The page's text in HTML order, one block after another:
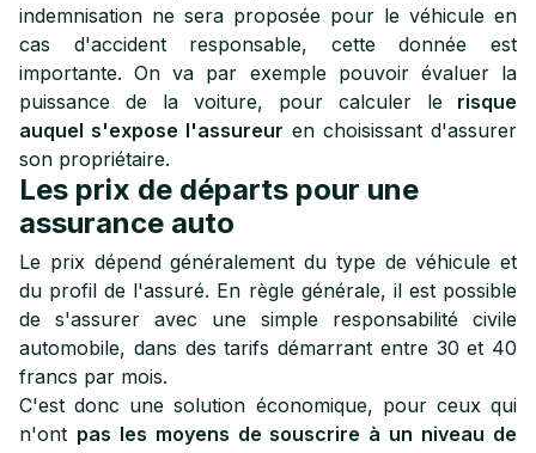
indemnisation ne sera proposée pour le véhicule en
cas d'accident responsable, cette donnée est
importante. On va par exemple pouvoir évaluer la
puissance de la voiture, pour calculer le risque
auquel s'expose l'assureur en choisissant d'assurer
son propriétaire.
Les prix de départs pour une
assurance auto
Le prix dépend généralement du type de véhicule et
du profil de l'assuré. En règle générale, il est possible
de s'assurer avec une simple responsabilité civile
automobile, dans des tarifs démarrant entre 30 et 40
francs par mois.
C'est donc une solution économique, pour ceux qui
n'ont pas les moyens de souscrire à un niveau de